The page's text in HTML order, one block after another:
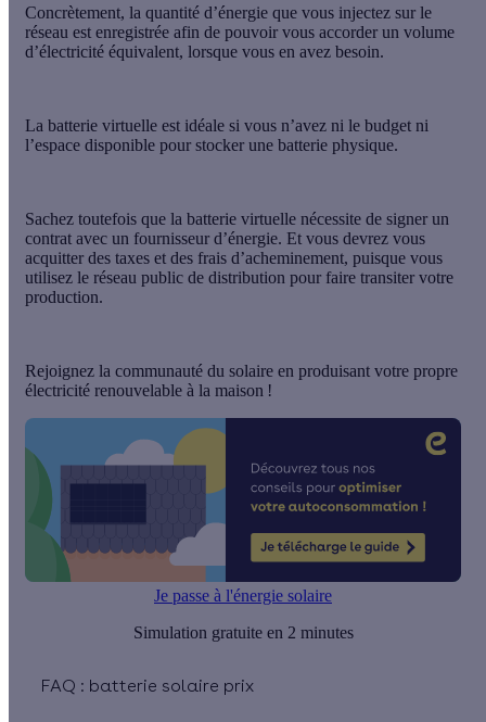
Concrètement, la quantité d’énergie que vous injectez sur le
réseau est enregistrée afin de pouvoir vous accorder un volume
d’électricité équivalent, lorsque vous en avez besoin.
La batterie virtuelle est idéale si vous n’avez ni le budget ni
l’espace disponible pour stocker une batterie physique.
Sachez toutefois que la batterie virtuelle nécessite de signer un
contrat avec un fournisseur d’énergie. Et vous devrez vous
acquitter des taxes et des frais d’acheminement, puisque vous
utilisez le réseau public de distribution pour faire transiter votre
production.
Rejoignez la communauté du solaire en produisant votre propre
électricité renouvelable à la maison !
Je passe à l'énergie solaire
Simulation gratuite en 2 minutes
FAQ : batterie solaire prix